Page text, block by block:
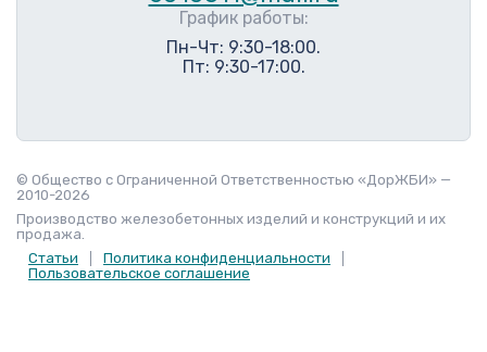
График работы:
Пн-Чт: 9:30-18:00.
Пт: 9:30-17:00.
© Общество с Ограниченной Ответственностью «ДорЖБИ» —
2010-2026
Производство железобетонных изделий и конструкций и их
продажа.
Статьи
Политика конфиденциальности
Пользовательское соглашение